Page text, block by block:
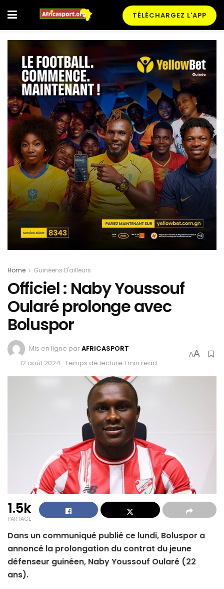
TÉLÉCHARGEZ L'APP
Home Guinéens D'ailleurs
Officiel : Naby Youssouf
Oularé prolonge avec
Boluspor
Mis en ligne parAFRICASPORT
12 août 2024 Temps de lecture:1 min read
AA
1.5k
PARTAGE
Dans un communiqué publié ce lundi, Boluspor a
annoncé la prolongation du contrat du jeune
défenseur guinéen, Naby Youssouf Oularé (22
ans).